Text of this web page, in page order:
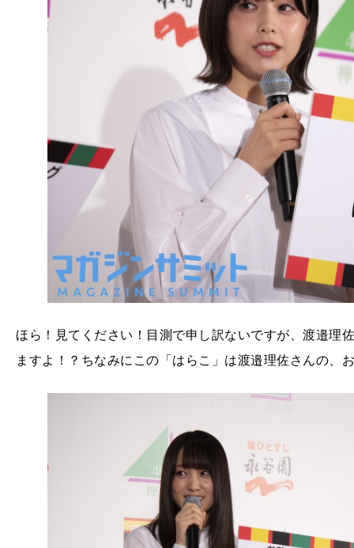
ほら！見てください！目測で申し訳ないですが、渡邉理
ますよ！？ちなみにこの「はらこ」は渡邉理佐さんの、